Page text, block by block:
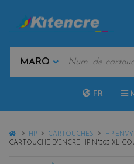
MARQUES
CLÉS
FR
HOME
HP CARTOUCHES HP ENVY
CARTOUCHE D'ENCRE HP N°303 XL